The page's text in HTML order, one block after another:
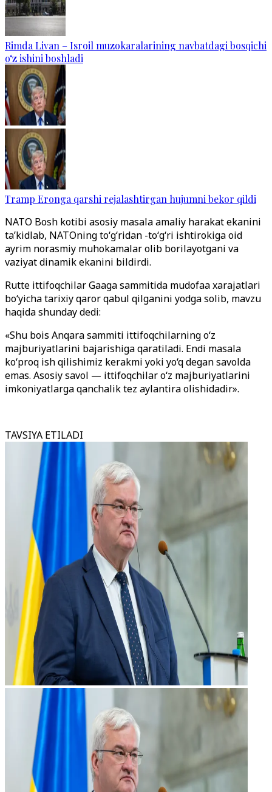
Rimda Livan – Isroil muzokaralarining navbatdagi bosqichi
o‘z ishini boshladi
Tramp Eronga qarshi rejalashtirgan hujumni bekor qildi
NATO Bosh kotibi asosiy masala amaliy harakat ekanini
ta’kidlab, NATOning to‘g‘ridan -to‘g‘ri ishtirokiga oid
ayrim norasmiy muhokamalar olib borilayotgani va
vaziyat dinamik ekanini bildirdi.
Rutte ittifoqchilar Gaaga sammitida mudofaa xarajatlari
bo‘yicha tarixiy qaror qabul qilganini yodga solib, mavzu
haqida shunday dedi:
«Shu bois Anqara sammiti ittifoqchilarning o‘z
majburiyatlarini bajarishiga qaratiladi. Endi masala
ko‘proq ish qilishimiz kerakmi yoki yo‘q degan savolda
emas. Asosiy savol — ittifoqchilar o‘z majburiyatlarini
imkoniyatlarga qanchalik tez aylantira olishidadir».
TAVSIYA ETILADI